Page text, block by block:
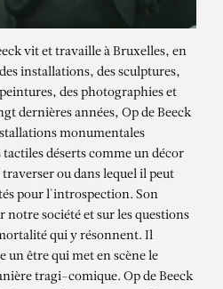
DE BEECK
vit et travaille à Bruxelles, en
installations, des sculptures,
des photographies et
dernières années, Op de Beeck
monumentales
tactiles déserts comme un décor
ou dans lequel il peut
pour l'introspection. Son
société et sur les questions
qui y résonnent. Il
un être qui met en scène le
tragi-comique. Op de Beeck